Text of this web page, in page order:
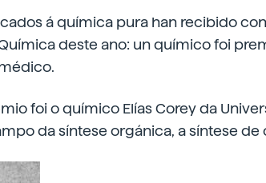
á química pura han recibido
deste ano: un químico foi
foi o químico Elías Corey da
da síntese orgánica, a síntese